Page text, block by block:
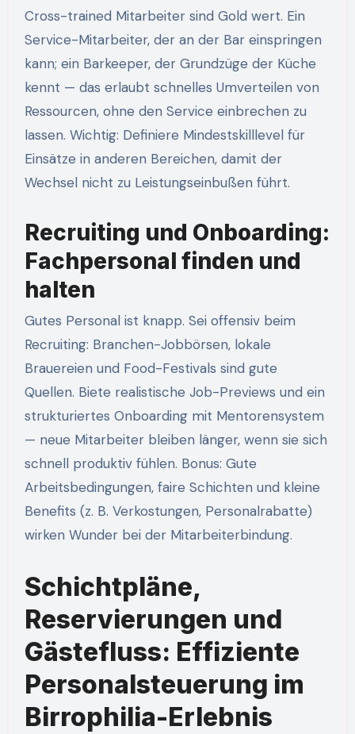
Cross-trained Mitarbeiter sind Gold wert. Ein
Service-Mitarbeiter, der an der Bar einspringen
kann; ein Barkeeper, der Grundzüge der Küche
kennt — das erlaubt schnelles Umverteilen von
Ressourcen, ohne den Service einbrechen zu
lassen. Wichtig: Definiere Mindestskilllevel für
Einsätze in anderen Bereichen, damit der
Wechsel nicht zu Leistungseinbußen führt.
Recruiting und Onboarding:
Fachpersonal finden und
halten
Gutes Personal ist knapp. Sei offensiv beim
Recruiting: Branchen-Jobbörsen, lokale
Brauereien und Food-Festivals sind gute
Quellen. Biete realistische Job-Previews und ein
strukturiertes Onboarding mit Mentorensystem
— neue Mitarbeiter bleiben länger, wenn sie sich
schnell produktiv fühlen. Bonus: Gute
Arbeitsbedingungen, faire Schichten und kleine
Benefits (z. B. Verkostungen, Personalrabatte)
wirken Wunder bei der Mitarbeiterbindung.
Schichtpläne,
Reservierungen und
Gästefluss: Effiziente
Personalsteuerung im
Birrophilia-Erlebnis